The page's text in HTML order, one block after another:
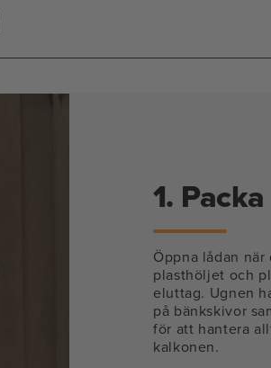
1.
Öppna lådan
plasthöljet och
eluttag. Ugnen
på bänkskivor
för att hantera
kalkonen.